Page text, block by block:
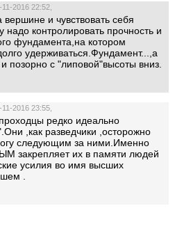
2016 22:52,
и чувствовать себя
контролировать прочность и
фундамента,на котором
удерживаться.Фундамент...,а
позорно с "липовой"высоты вниз.
2016 23:55,
редко идеально
,как разведчики ,осторожно
следующим за ними.Именно
их в памяти людей
усилия во имя высших
.